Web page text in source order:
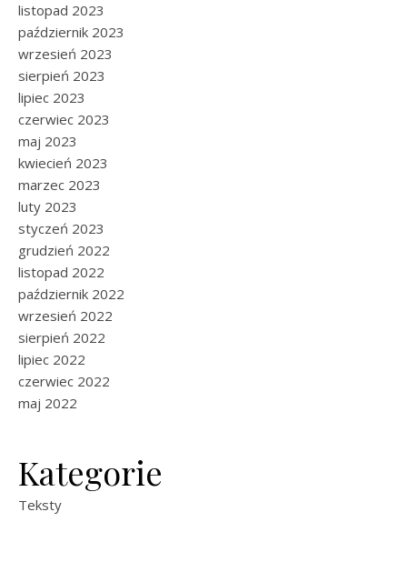
listopad 2023
październik 2023
wrzesień 2023
sierpień 2023
lipiec 2023
czerwiec 2023
maj 2023
kwiecień 2023
marzec 2023
luty 2023
styczeń 2023
grudzień 2022
listopad 2022
październik 2022
wrzesień 2022
sierpień 2022
lipiec 2022
czerwiec 2022
maj 2022
Kategorie
Teksty